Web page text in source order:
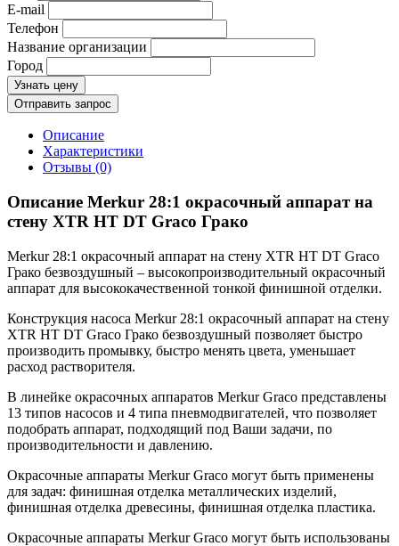
E-mail
Телефон
Название организации
Город
Узнать цену
Отправить запрос
Описание
Характеристики
Отзывы (0)
Описание Merkur 28:1 окрасочный аппарат на
стену XTR HT DT Graco Грако
Merkur 28:1 окрасочный аппарат на стену XTR HT DT Graco
Грако безвоздушный – высокопроизводительный окрасочный
аппарат для высококачественной тонкой финишной отделки.
Конструкция насоса Merkur 28:1 окрасочный аппарат на стену
XTR HT DT Graco Грако безвоздушный позволяет быстро
производить промывку, быстро менять цвета, уменьшает
расход растворителя.
В линейке окрасочных аппаратов Merkur Graco представлены
13 типов насосов и 4 типа пневмодвигателей, что позволяет
подобрать аппарат, подходящий под Ваши задачи, по
производительности и давлению.
Окрасочные аппараты Merkur Graco могут быть применены
для задач: финишная отделка металлических изделий,
финишная отделка древесины, финишная отделка пластика.
Окрасочные аппараты Merkur Graco могут быть использованы